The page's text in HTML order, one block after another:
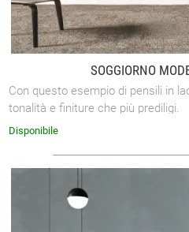
SOGGIORNO
Con questo esempio di pensili in
tonalità e finiture che più prediligi.
Disponibile